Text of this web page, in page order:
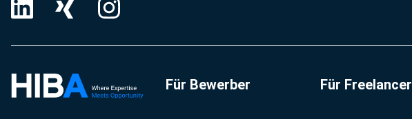
Für Bewerber Für Freelancer